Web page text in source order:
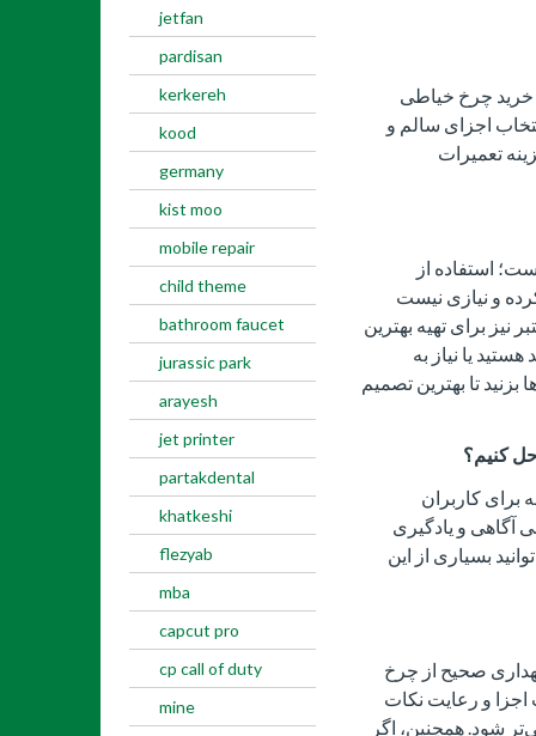
jetfan
pardisan
kerkereh
kood
germany
kist moo
mobile repair
child theme
bathroom faucet
jurassic park
arayesh
jet printer
partakdental
khatkeshi
flezyab
mba
capcut pro
cp call of duty
mine
خرید چرخ خیاطی
اجزای سالم و
تعمیرات
استفاده از
و نیازی نیست
نیز برای تهیه بهترین
یا نیاز به
تا بهترین تصمیم
کنیم؟
کاربران
آگاهی و یادگیری
بسیاری از این
صحیح از چرخ
و رعایت نکات
شود. همچنین، اگر